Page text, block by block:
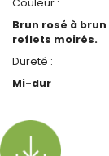
Couleur :
Brun rosé à
reflets moirés.
Dureté :
Mi-dur